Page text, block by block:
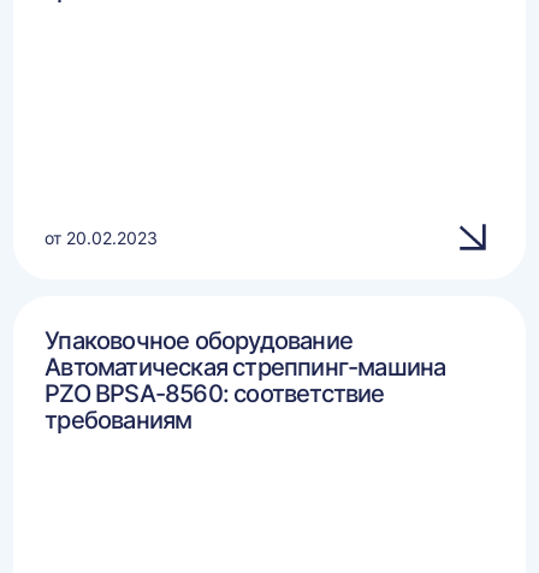
от 20.02.2023
Упаковочное оборудование
Автоматическая стреппинг-машина
PZO BPSA-8560: соответствие
требованиям